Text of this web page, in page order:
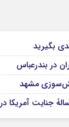
بگیرید
در بندرعباس